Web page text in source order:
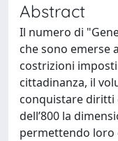
Abstract
Il numero di
che sono emerse
costrizioni
cittadinanza, il
conquistare diritti
dell’800 la
permettendo loro